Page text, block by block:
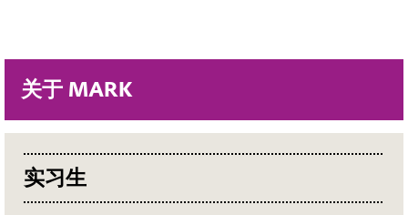
关于 MARK
实习生